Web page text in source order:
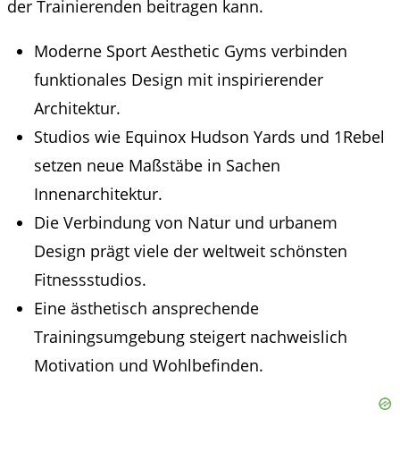
der Trainierenden beitragen kann.
Moderne Sport Aesthetic Gyms verbinden
funktionales Design mit inspirierender
Architektur.
Studios wie Equinox Hudson Yards und 1Rebel
setzen neue Maßstäbe in Sachen
Innenarchitektur.
Die Verbindung von Natur und urbanem
Design prägt viele der weltweit schönsten
Fitnessstudios.
Eine ästhetisch ansprechende
Trainingsumgebung steigert nachweislich
Motivation und Wohlbefinden.